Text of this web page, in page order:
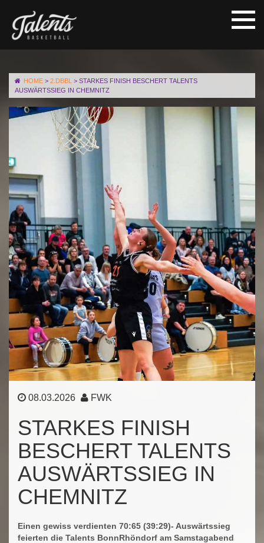
HOME > 2.DBBL > STARKES FINISH BESCHERT TALENTS
AUSWÄRTSSIEG IN CHEMNITZ
08.03.2026 FWK
STARKES FINISH
BESCHERT TALENTS
AUSWÄRTSSIEG IN
CHEMNITZ
Einen gewiss verdienten 70:65 (39:29)- Auswärtssieg
feierten die Talents BonnRhöndorf am Samstagabend